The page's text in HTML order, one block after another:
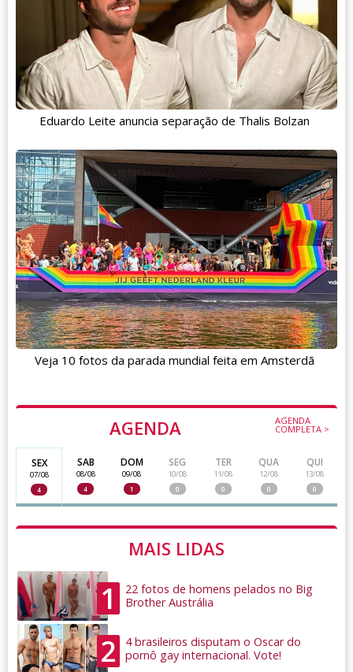
AGENDA AGENDA
COMPLETA >
SEX
07/08
4
SAB
08/08
4
DOM
09/08
1
SEG
10/08
0
TER
11/08
0
QUA
12/08
0
QUI
13/08
0
MAIS LIDAS
1
22 fotos de homens pelados no Big
Brother Austrália
2
4 brasileiros disputam o Oscar do
pornô gay internacional. Vote!
Eduardo Leite anuncia separação de Thalis Bolzan
Veja 10 fotos da parada mundial feita em Amsterdã